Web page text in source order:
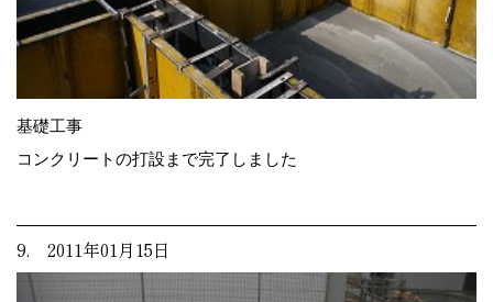
基礎工事
コンクリートの打設まで完了しました
9. 2011年01月15日